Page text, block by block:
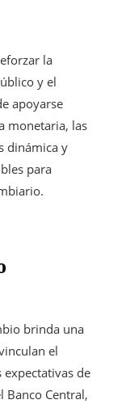
la
y el
apoyarse
monetaria, las
dinámica y
para
brinda una
el
de
Banco Central,